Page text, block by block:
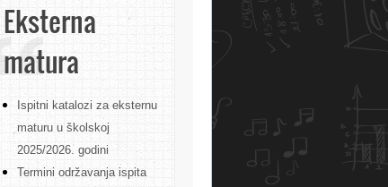
Eksterna
matura
Ispitni katalozi za eksternu
maturu u školskoj
2025/2026. godini
Termini održavanja ispita